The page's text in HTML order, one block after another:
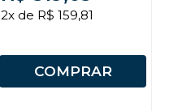
2x de R$ 159,81
COMPRAR